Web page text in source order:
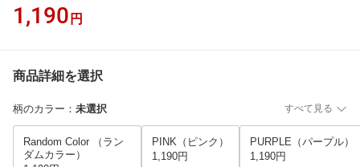
1,190 円
商品詳細を選択
柄のカラー ： 未選択 すべて見る
Random Color （ラン
ダムカラー）
PINK（ピンク）
1,190円
PURPLE（パープル）
1,190円